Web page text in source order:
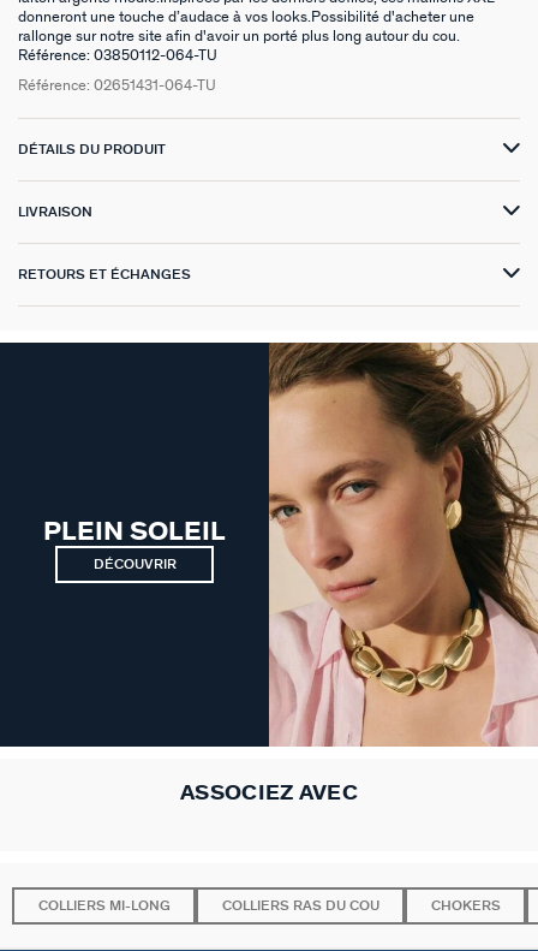
VICTOIRE
GÉNÉRATION AGATHA
SUR LA PEAU
donneront une touche d’audace à vos looks.Possibilité d'acheter une
rallonge sur notre site afin d'avoir un porté plus long autour du cou.
Référence: 03850112-064-TU
Référence: 02651431-064-TU
DÉTAILS DU PRODUIT
LIVRAISON
RETOURS ET ÉCHANGES
PLEIN SOLEIL
DÉCOUVRIR
ASSOCIEZ AVEC
COLLIERS MI-LONG COLLIERS RAS DU COU CHOKERS